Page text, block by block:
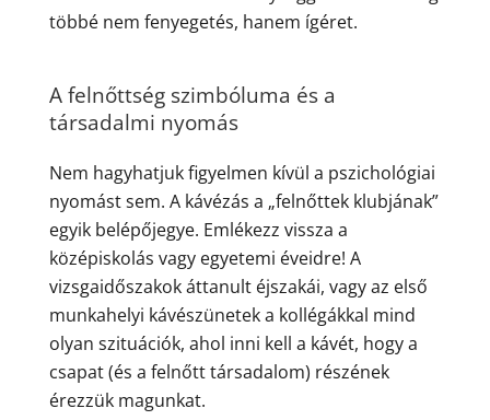
többé nem fenyegetés, hanem ígéret.
A felnőttség szimbóluma és a
társadalmi nyomás
Nem hagyhatjuk figyelmen kívül a pszichológiai
nyomást sem. A kávézás a „felnőttek klubjának”
egyik belépőjegye. Emlékezz vissza a
középiskolás vagy egyetemi éveidre! A
vizsgaidőszakok áttanult éjszakái, vagy az első
munkahelyi kávészünetek a kollégákkal mind
olyan szituációk, ahol inni kell a kávét, hogy a
csapat (és a felnőtt társadalom) részének
érezzük magunkat.